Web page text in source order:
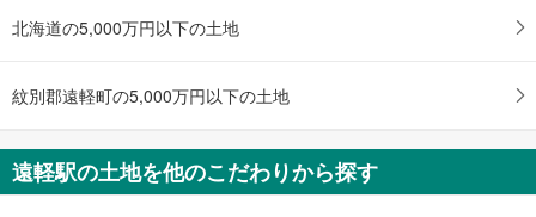
北海道の5,000万円以下の土地
紋別郡遠軽町の5,000万円以下の土地
遠軽駅の土地を他のこだわりから探す